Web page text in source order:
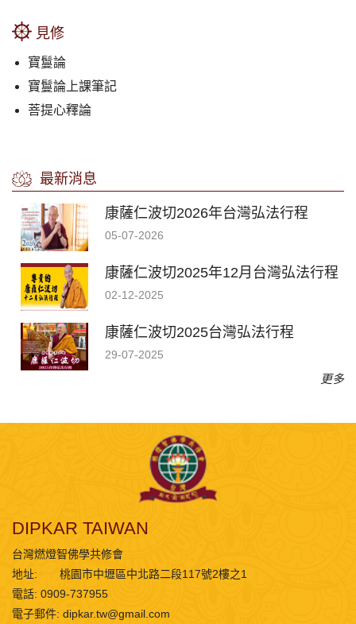
見修
寶鬘論
寶鬘論上課筆記
菩提心釋論
最新消息
康薩仁波切2026年台灣弘法行程
05-07-2026
康薩仁波切2025年12月台灣弘法行程
02-12-2025
康薩仁波切2025台灣弘法行程
29-07-2025
更多
DIPKAR TAIWAN
台灣燃燈智佛學共修會
地址:
桃園市中壢區中北路二段117號2樓之1
電話: 0909-737955
電子郵件: dipkar.tw@gmail.com